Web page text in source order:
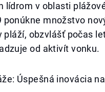
lídrom v oblasti
ponúkne množstvo
pláží, obzvlášť počas
od aktivít vonku.
Úspešná inovácia